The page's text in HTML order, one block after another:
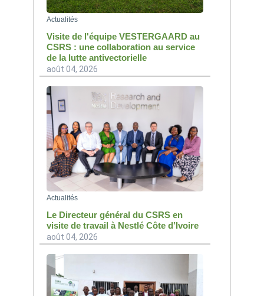
Actualités
Visite de l'équipe VESTERGAARD au
CSRS : une collaboration au service
de la lutte antivectorielle
août 04, 2026
Actualités
Le Directeur général du CSRS en
visite de travail à Nestlé Côte d’Ivoire
août 04, 2026